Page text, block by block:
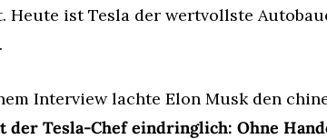
Heute ist Tesla der wertvollste
Interview lachte Elon Musk den
der Tesla-Chef eindringlich: Ohne